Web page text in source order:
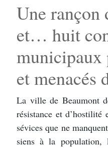
Une rançon
et… huit
municipaux
et menacés
La ville de Beaumont
résistance et d’hostilité
sévices que ne
siens à la